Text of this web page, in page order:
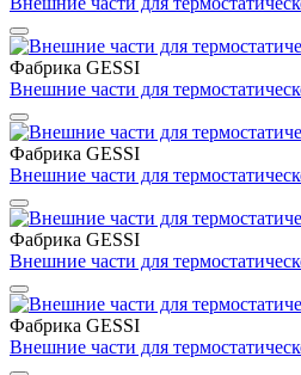
Фабрика GESSI
Внешние части для
Фабрика GESSI
Внешние части для
Фабрика GESSI
Внешние части для
Фабрика GESSI
Внешние части для